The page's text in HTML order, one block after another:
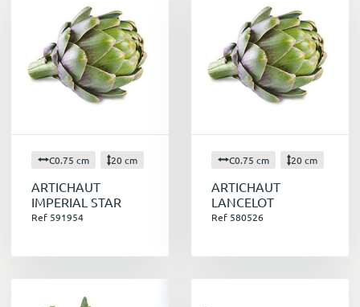
C0.75 cm 20 cm
ARTICHAUT
IMPERIAL STAR
Ref 591954
C0.75 cm 20 cm
ARTICHAUT
LANCELOT
Ref 580526